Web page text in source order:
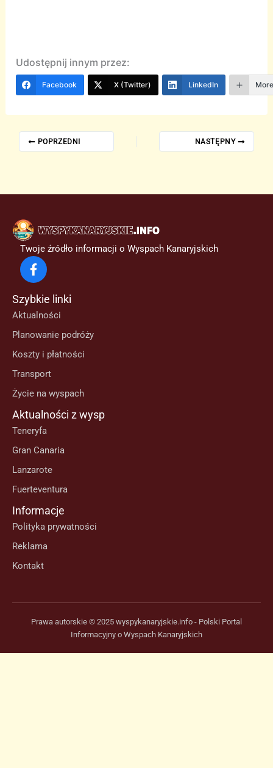
Udostępnij innym przez:
Facebook X (Twitter) LinkedIn
POPRZEDNI NASTĘPNY
Twoje źródło informacji o Wyspach Kanaryjskich
Szybkie linki
Aktualności
Planowanie podróży
Koszty i płatności
Transport
Życie na wyspach
Aktualności z wysp
Teneryfa
Gran Canaria
Lanzarote
Fuerteventura
Informacje
Polityka prywatności
Reklama
Kontakt
Prawa autorskie © 2025 wyspykanaryjskie.info - Polski Portal
Informacyjny o Wyspach Kanaryjskich